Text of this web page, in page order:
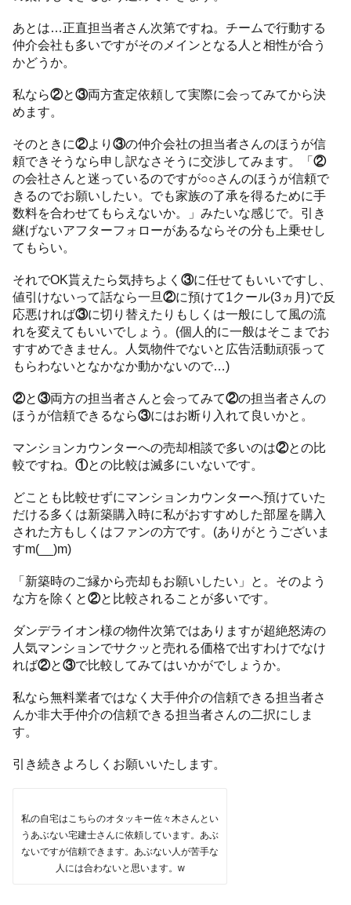
あとは…正直担当者さん次第ですね。チームで行動する
仲介会社も多いですがそのメインとなる人と相性が合う
かどうか。
私なら②と③両方査定依頼して実際に会ってみてから決
めます。
そのときに②より③の仲介会社の担当者さんのほうが信
頼できそうなら申し訳なさそうに交渉してみます。「②
の会社さんと迷っているのですが○○さんのほうが信頼で
きるのでお願いしたい。でも家族の了承を得るために手
数料を合わせてもらえないか。」みたいな感じで。引き
継げないアフターフォローがあるならその分も上乗せし
てもらい。
それでOK貰えたら気持ちよく③に任せてもいいですし、
値引けないって話なら一旦②に預けて1クール(3ヵ月)で反
応悪ければ③に切り替えたりもしくは一般にして風の流
れを変えてもいいでしょう。(個人的に一般はそこまでお
すすめできません。人気物件でないと広告活動頑張って
もらわないとなかなか動かないので…)
②と③両方の担当者さんと会ってみて②の担当者さんの
ほうが信頼できるなら③にはお断り入れて良いかと。
マンションカウンターへの売却相談で多いのは②との比
較ですね。①との比較は滅多にいないです。
どことも比較せずにマンションカウンターへ預けていた
だける多くは新築購入時に私がおすすめした部屋を購入
された方もしくはファンの方です。(ありがとうございま
すm(__)m)
「新築時のご縁から売却もお願いしたい」と。そのよう
な方を除くと②と比較されることが多いです。
ダンデライオン様の物件次第ではありますが超絶怒涛の
人気マンションでサクッと売れる価格で出すわけでなけ
れば②と③で比較してみてはいかがでしょうか。
私なら無料業者ではなく大手仲介の信頼できる担当者さ
んか非大手仲介の信頼できる担当者さんの二択にしま
す。
引き続きよろしくお願いいたします。
私の自宅はこちらのオタッキー佐々木さんとい
うあぶない宅建士さんに依頼しています。あぶ
ないですが信頼できます。あぶない人が苦手な
人には合わないと思います。w